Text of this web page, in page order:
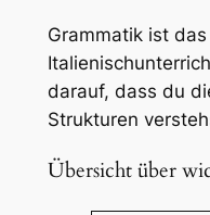
Grammatik ist
darauf, dass du
Strukturen
Übersicht über